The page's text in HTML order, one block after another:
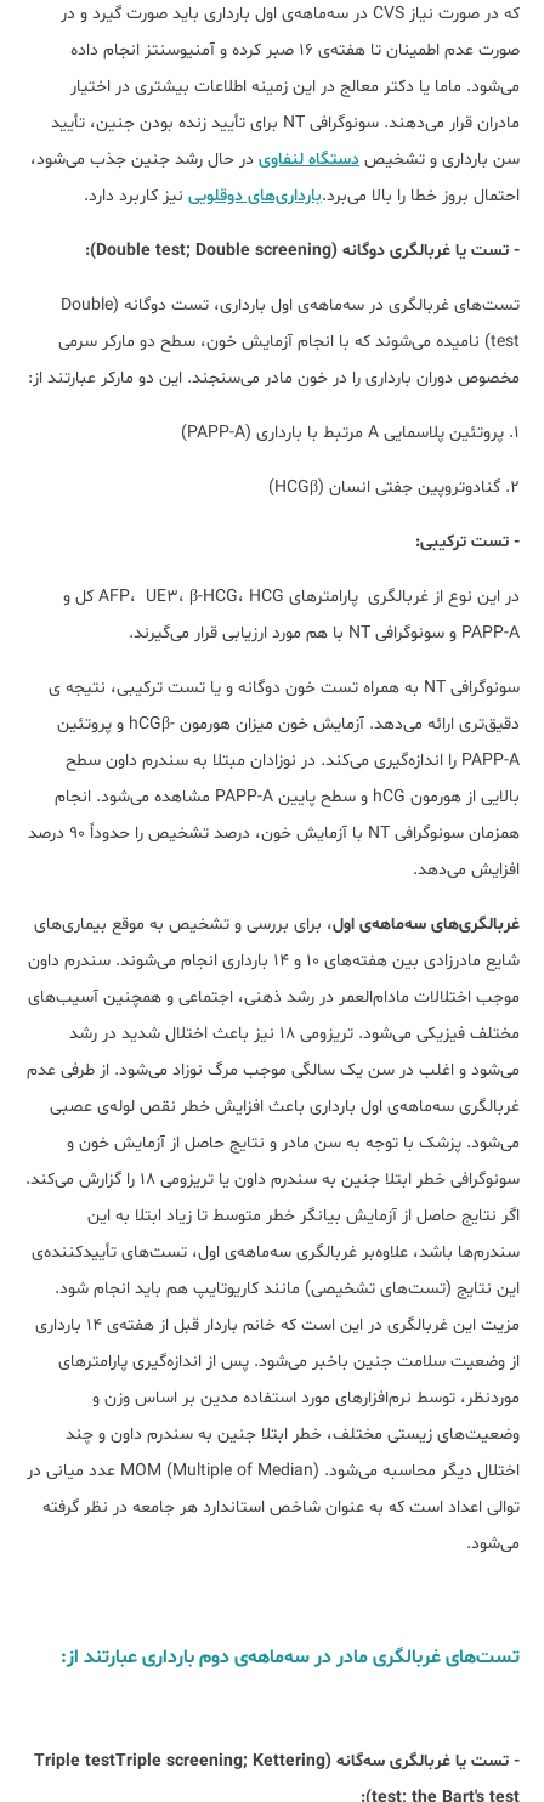
که در صورت نیاز CVS در سه‌ماهه‌ی اول بارداری باید صورت گیرد و در
صورت عدم اطمینان تا هفته‌ی 16 صبر کرده و آمنیوسنتز انجام داده
می‌شود. ماما یا دکتر معالج در این زمینه اطلاعات بیشتری در اختیار
مادران قرار می‌دهند. سونوگرافی NT برای تأیید زنده بودن جنین، تأیید
سن بارداری و تشخیص دستگاه لنفاوی در حال رشد جنین جذب می‌شود،
احتمال بروز خطا را بالا می‌برد.بارداری‌های دوقلویی نیز کاربرد دارد.
- تست یا غربالگری دوگانه (Double test; Double screening):
تست‌های غربالگری در سه‌ماهه‌ی اول بارداری، تست دوگانه (Double
test) نامیده می‌شوند که با انجام آزمایش خون، سطح دو مارکر سرمی
مخصوص دوران بارداری را در خون مادر می‌سنجند. این دو مارکر عبارتند از:
۱. پروتئین پلاسمایی A مرتبط با بارداری (PAPP-A)
۲. گنادوتروپین جفتی انسان (HCGβ)
- تست ترکیبی:
در این نوع از غربالگری پارامترهای AFP، UE3، β-HCG، HCG کل و
PAPP-A و سونوگرافی NT با هم مورد ارزیابی قرار می‌گیرند.
سونوگرافی NT به همراه تست خون دوگانه و یا تست ترکیبی، نتیجه ی
دقیق‌تری ارائه می‌دهد. آزمایش خون میزان هورمون -hCGβ و پروتئین
PAPP-A را اندازه‌گیری می‌کند. در نوزادان مبتلا به سندرم داون سطح
بالایی از هورمون hCG و سطح پایین PAPP-A مشاهده می‌شود. انجام
همزمان سونوگرافی NT با آزمایش خون، درصد تشخیص را حدوداً 90 درصد
افزایش می‌دهد.
غربالگری‌های سه‌ماهه‌ی اول، برای بررسی و تشخیص به موقع بیماری‌های
شایع مادرزادی بین هفته‌‌های 10 و 14 بارداری انجام می‌شوند. سندرم داون
موجب اختلالات مادام‌العمر در رشد ذهنی، اجتماعی و همچنین آسیب‌های
مختلف فیزیکی می‌شود. تریزومی 18 نیز باعث اختلال شدید در رشد
می‌شود و اغلب در سن یک سالگی موجب مرگ نوزاد می‌شود. از طرفی عدم
غربالگری سه‌ماهه‌ی اول بارداری باعث افزایش خطر نقص لوله‌ی عصبی
می‌شود. پزشک با توجه به سن مادر و نتایج حاصل از آزمایش خون و
سونوگرافی خطر ابتلا جنین به سندرم داون یا تریزومی 18 را گزارش می‌کند.
اگر نتایج حاصل از آزمایش بیانگر خطر متوسط ​​تا زیاد ابتلا به این
سندرم‌ها باشد، علاوه‌بر غربالگری سه‌ماهه‌ی اول، تست‌های تأیید‌کننده‌ی
این نتایج (تست‌های تشخیصی) مانند کاریوتایپ هم باید انجام شود.
مزیت این غربالگری در این است که خانم باردار قبل از هفته‌ی 14 بارداری
از وضعیت سلامت جنین باخبر می‌شود. پس از اندازه‌گیری پارامترهای
موردنظر، توسط نرم‌افزارهای مورد استفاده مدین بر اساس وزن و
وضعیت‌های زیستی مختلف، خطر ابتلا جنین به سندرم داون و چند
اختلال دیگر محاسبه می‌شود. MOM (Multiple of Median) عدد میانی در
توالی اعداد است که به عنوان شاخص استاندارد هر جامعه در نظر گرفته
می‌شود.
تست‌های غربالگری مادر در سه‌ماهه‌ی دوم بارداری عبارتند از:
- تست یا غربالگری سه‌گانه (Triple testTriple screening; Kettering
test; the Bart's test):